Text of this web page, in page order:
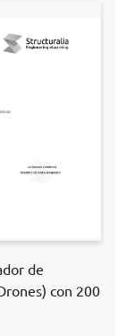
de
con 200